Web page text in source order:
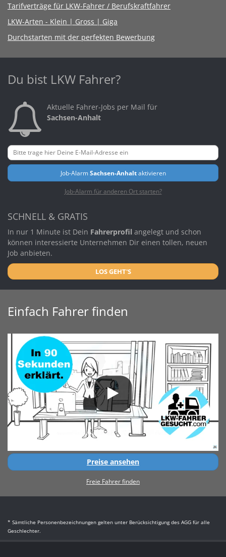
Tarifverträge für LKW-Fahrer / Berufskraftfahrer
LKW-Arten - Klein | Gross | Giga
Durchstarten mit der perfekten Bewerbung
Du bist LKW Fahrer?
Aktuelle Fahrer-Jobs per Mail für
Sachsen-Anhalt
Job-AlarmSachsen-Anhaltaktivieren
Job-Alarm für anderen Ort starten?
SCHNELL & GRATIS
In nur 1 Minute ist Dein Fahrerprofil angelegt und schon
können interessierte Unternehmen Dir einen tollen, neuen
Job anbieten.
LOS GEHT'S
Einfach Fahrer finden
Preise ansehen
Freie Fahrer finden
* Sämtliche Personenbezeichnungen gelten unter Berücksichtigung des AGG für alle
Geschlechter.